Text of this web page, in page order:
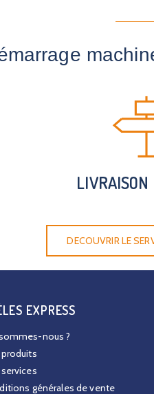
DECOUVRIR LE
EXPRESS
nous ?
générales de vente